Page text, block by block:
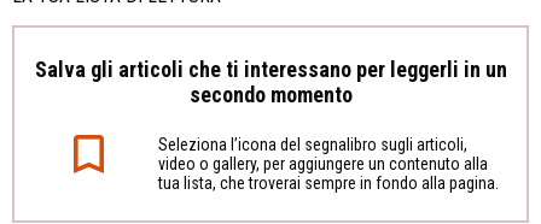
Salva gli articoli che ti interessano per leggerli in un
secondo momento
Seleziona l’icona del segnalibro sugli articoli,
video o gallery, per aggiungere un contenuto alla
tua lista, che troverai sempre in fondo alla pagina.